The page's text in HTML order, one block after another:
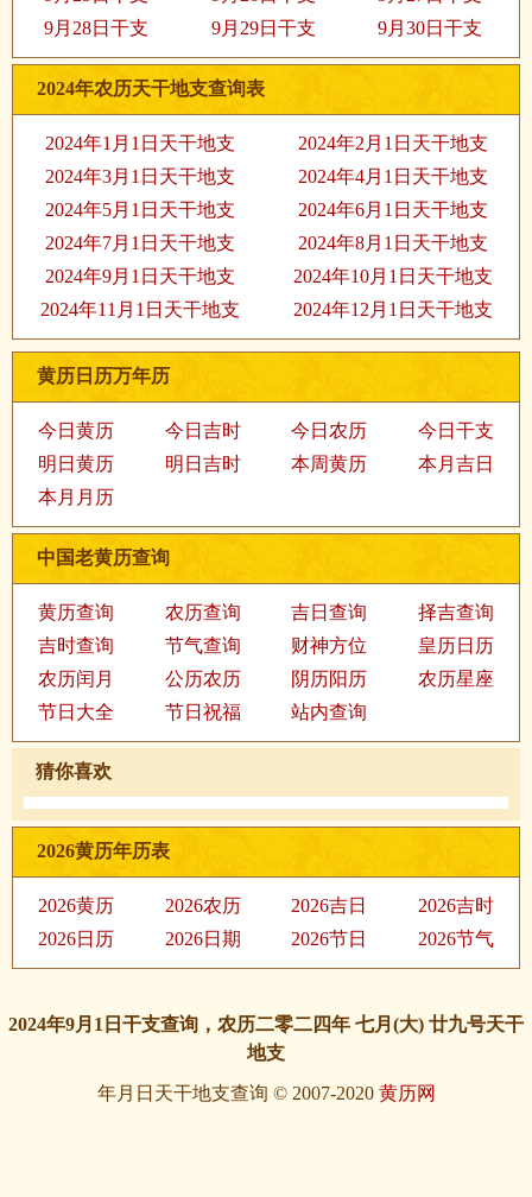
9月28日干支
9月29日干支 9月30日干支
2024年农历天干地支查询表
2024年1月1日天干地支
2024年2月1日天干地支
2024年3月1日天干地支
2024年4月1日天干地支
2024年5月1日天干地支
2024年6月1日天干地支
2024年7月1日天干地支
2024年8月1日天干地支
2024年9月1日天干地支
2024年10月1日天干地支
2024年11月1日天干地支
2024年12月1日天干地支
黄历日历万年历
今日黄历 今日吉时 今日农历
今日干支
明日黄历
明日吉时 本周黄历
本月吉日
本月月历
中国老黄历查询
黄历查询 农历查询 吉日查询
择吉查询
吉时查询
节气查询 财神方位
皇历日历
农历闰月
公历农历 阴历阳历
农历星座
节日大全
节日祝福 站内查询
猜你喜欢
2026黄历年历表
2026黄历 2026农历 2026吉日
2026吉时
2026日历
2026日期 2026节日 2026节气
2024年9月1日干支查询，农历二零二四年 七月(大) 廿九号天干
地支
年月日天干地支查询 © 2007-2020 黄历网